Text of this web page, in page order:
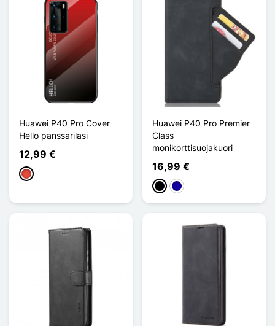
Huawei P40 Pro Cover
Hello panssarilasi
12,99 €
Punainen
Huawei P40 Pro Premier
Class
monikorttisuojakuori
16,99 €
MustaBleu Foncé